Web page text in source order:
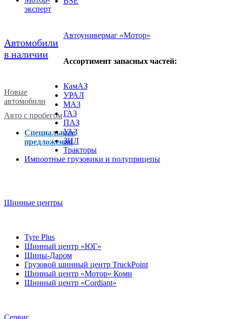
в наличии
автомобили
Авто с пробегом
Специальные
предложения
УРАЛ
МАЗ
ГАЗ
ПАЗ
УАЗ
ЗИЛ
Тракторы
Импортные грузовики и полуприцепы
Шинный центр «ЮГ»
Шины-Даром
Грузовой шинный центр TruckPoint
Шинный центр «Мотор» Коми
Шинный центр «Cordiant»